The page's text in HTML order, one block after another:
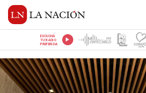
ESCUCHÁ
TU RADIO
PREFERIDA